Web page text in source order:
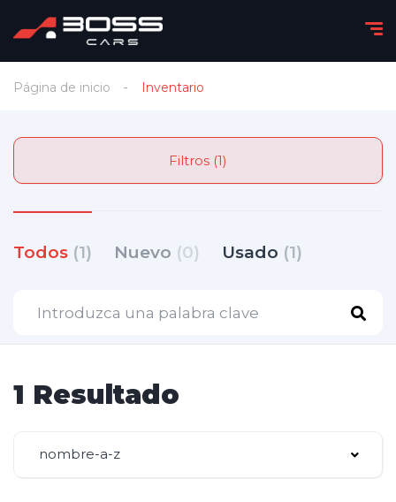
Página de inicio Inventario
Filtros (1)
Todos (1) Nuevo (0) Usado (1)
1 Resultado
nombre-a-z